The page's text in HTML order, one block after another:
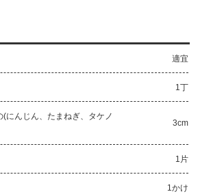
適宜
1丁
にんじん、たまねぎ、タケノ
3cm
1片
1かけ